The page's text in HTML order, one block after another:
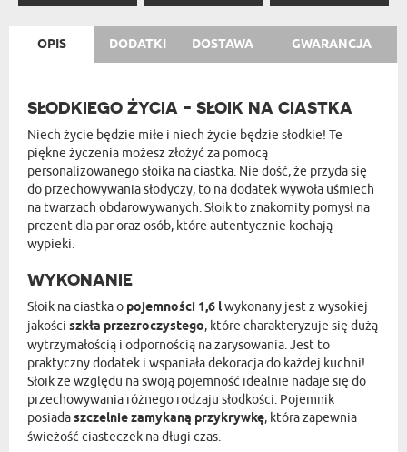
OPIS DODATKI DOSTAWA GWARANCJA
SŁODKIEGO ŻYCIA - SŁOIK NA CIASTKA
Niech życie będzie miłe i niech życie będzie słodkie! Te
piękne życzenia możesz złożyć za pomocą
personalizowanego słoika na ciastka. Nie dość, że przyda się
do przechowywania słodyczy, to na dodatek wywoła uśmiech
na twarzach obdarowywanych. Słoik to znakomity pomysł na
prezent dla par oraz osób, które autentycznie kochają
wypieki.
WYKONANIE
Słoik na ciastka o pojemności 1,6 lwykonany jest z wysokiej
jakości szkła przezroczystego, które charakteryzuje się dużą
wytrzymałością i odpornością na zarysowania. Jest to
praktyczny dodatek i wspaniała dekoracja do każdej kuchni!
Słoik ze względu na swoją pojemność idealnie nadaje się do
przechowywania różnego rodzaju słodkości. Pojemnik
posiadaszczelnie zamykaną przykrywkę, która zapewnia
świeżość ciasteczek na długi czas.